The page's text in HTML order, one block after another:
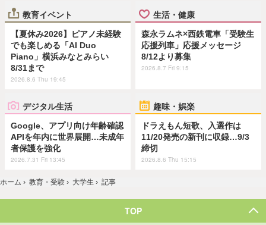
教育イベント
【夏休み2026】ピアノ未経験
でも楽しめる「AI Duo
Piano」横浜みなとみらい
8/31まで
2026.8.6 Thu 19:45
生活・健康
森永ラムネ×西鉄電車「受験生
応援列車」応援メッセージ
8/12より募集
2026.8.7 Fri 9:15
デジタル生活
Google、アプリ向け年齢確認
APIを年内に世界展開…未成年
者保護を強化
2026.7.31 Fri 13:45
趣味・娯楽
ドラえもん短歌、入選作は
11/20発売の新刊に収録…9/3
締切
2026.8.6 Thu 15:15
ホーム › 教育・受験 › 大学生 › 記事
TOP